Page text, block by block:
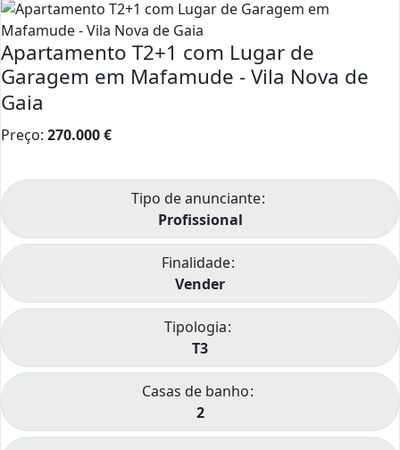
Apartamento T2+1 com Lugar de
Garagem em Mafamude - Vila Nova de
Gaia
Preço: 270.000€
Tipo de anunciante
Profissional
Finalidade
Vender
Tipologia
T3
Casas de banho
2